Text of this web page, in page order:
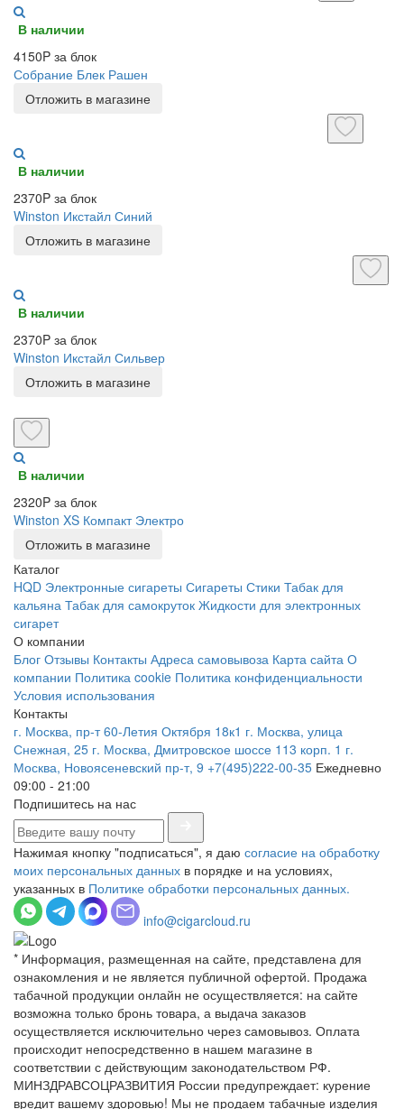
В наличии
4150P за блок
Собрание Блек Рашен
Отложить в магазине
В наличии
2370P за блок
Winston Икстайл Синий
Отложить в магазине
В наличии
2370P за блок
Winston Икстайл Сильвер
Отложить в магазине
В наличии
2320P за блок
Winston XS Компакт Электро
Отложить в магазине
Каталог
HQD Электронные сигареты Сигареты Стики Табак для
кальяна Табак для самокруток Жидкости для электронных
сигарет
О компании
Блог Отзывы Контакты Адреса самовывоза Карта сайта О
компании Политика cookie Политика конфиденциальности
Условия использования
Контакты
г. Москва, пр-т 60-Летия Октября 18к1 г. Москва, улица
Снежная, 25 г. Москва, Дмитровское шоссе 113 корп. 1 г.
Москва, Новоясеневский пр-т, 9 +7(495)222-00-35 Ежедневно
09:00 - 21:00
Подпишитесь на нас
Нажимая кнопку "подписаться", я даю согласие на обработку
моих персональных данных в порядке и на условиях,
указанных в Политике обработки персональных данных.
info@cigarcloud.ru
* Информация, размещенная на сайте, представлена для
ознакомления и не является публичной офертой. Продажа
табачной продукции онлайн не осуществляется: на сайте
возможна только бронь товара, а выдача заказов
осуществляется исключительно через самовывоз. Оплата
происходит непосредственно в нашем магазине в
соответствии с действующим законодательством РФ.
МИНЗДРАВСОЦРАЗВИТИЯ России предупреждает: курение
вредит вашему здоровью! Мы не продаем табачные изделия